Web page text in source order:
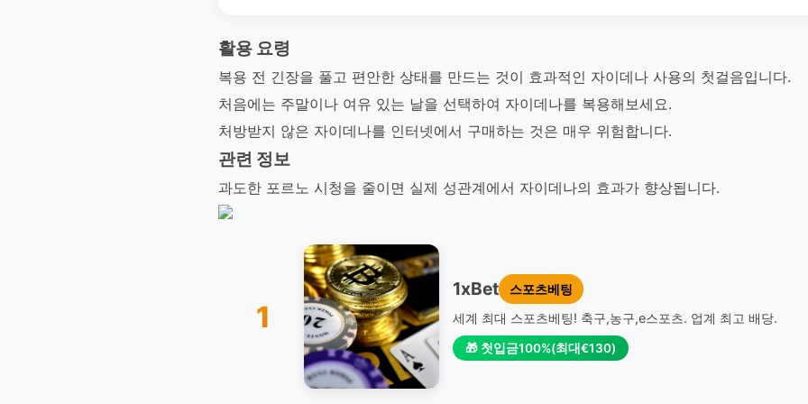
활용 요령
복용 전 긴장을 풀고 편안한 상태를 만드는 것이 효과적인 자이데나 사용의 첫걸음입니다.
처음에는 주말이나 여유 있는 날을 선택하여 자이데나를 복용해보세요.
처방받지 않은 자이데나를 인터넷에서 구매하는 것은 매우 위험합니다.
관련 정보
과도한 포르노 시청을 줄이면 실제 성관계에서 자이데나의 효과가 향상됩니다.
1
1xBet
스포츠베팅
세계 최대 스포츠베팅! 축구,농구,e스포츠. 업계 최고 배당.
🎁 첫입금100%(최대€130)